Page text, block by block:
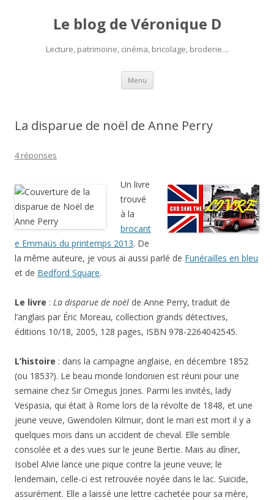
Le blog de Véronique D
Lecture, patrimoine, cinéma, bricolage, broderie…
Menu Aller
contenu
La disparue de noël de Anne Perry
4 réponses
Un livre
trouvé
à la
brocant
e Emmaüs du printemps 2013. De
la même auteure, je vous ai aussi parlé de Funérailles en bleu
et de Bedford Square.
Le livre : La disparue de noël de Anne Perry, traduit de
l’anglais par Éric Moreau, collection grands détectives,
éditions 10/18, 2005, 128 pages, ISBN 978-2264042545.
L’histoire : dans la campagne anglaise, en décembre 1852
(ou 1853?). Le beau monde londonien est réuni pour une
semaine chez Sir Omegus Jones. Parmi les invités, lady
Vespasia, qui était à Rome lors de la révolte de 1848, et une
jeune veuve, Gwendolen Kilmuir, dont le mari est mort il y a
quelques mois dans un accident de cheval. Elle semble
consolée et a des vues sur le jeune Bertie. Mais au dîner,
Isobel Alvie lance une pique contre la jeune veuve; le
lendemain, celle-ci est retrouvée noyée dans le lac. Suicide,
assurément. Elle a laissé une lettre cachetée pour sa mère,